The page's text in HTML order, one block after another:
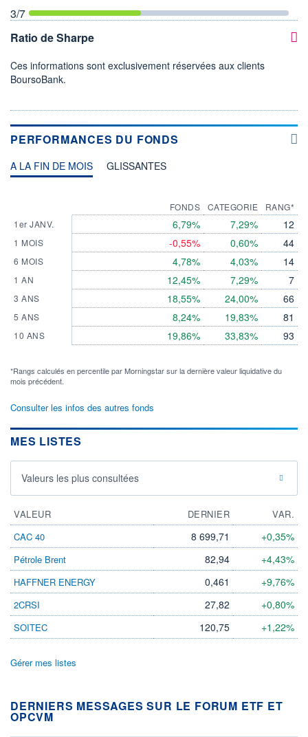
3/7
Ratio de Sharpe
Ces informations sont exclusivement réservées aux clients
BoursoBank.
PERFORMANCES DU FONDS
A LA FIN DE MOIS GLISSANTES
1er JANV.
1 MOIS
6 MOIS
1 AN
3 ANS
5 ANS
10 ANS
FONDS
6,79%
-0,55%
4,78%
12,45%
18,55%
8,24%
19,86%
CATEGORIE
7,29%
0,60%
4,03%
7,29%
24,00%
19,83%
33,83%
RANG*
12
44
14
7
66
81
93
*Rangs calculés en percentile par Morningstar sur la dernière valeur liquidative du
mois précédent.
Consulter les infos des autres fonds
MES LISTES
Valeurs les plus consultées
VALEUR DERNIER
VAR.
CAC 40
8 699,71 +0,35%
Pétrole Brent 82,94 +4,43%
HAFFNER ENERGY 0,461 +9,76%
2CRSI 27,82 +0,80%
SOITEC 120,75 +1,22%
Gérer mes listes
DERNIERS MESSAGES SUR LE FORUM ETF ET
OPCVM